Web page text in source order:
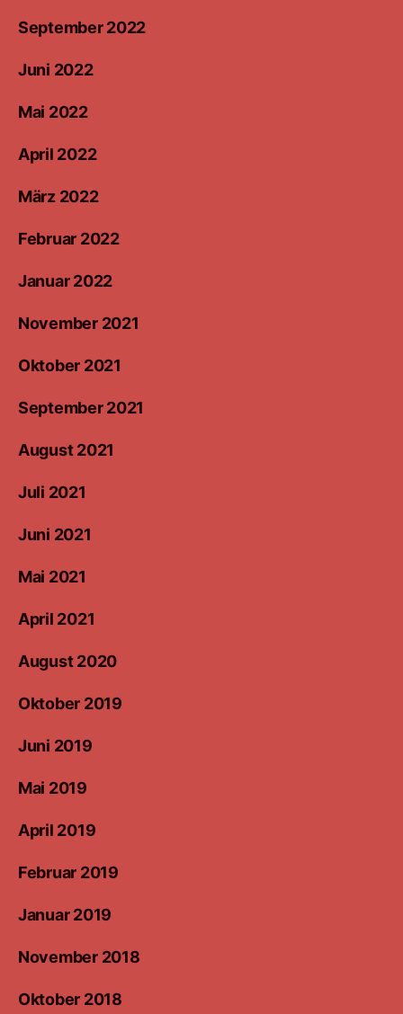
September 2022
Juni 2022
Mai 2022
April 2022
März 2022
Februar 2022
Januar 2022
November 2021
Oktober 2021
September 2021
August 2021
Juli 2021
Juni 2021
Mai 2021
April 2021
August 2020
Oktober 2019
Juni 2019
Mai 2019
April 2019
Februar 2019
Januar 2019
November 2018
Oktober 2018